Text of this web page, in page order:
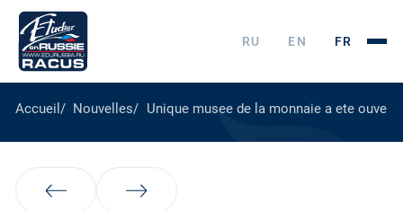
RU EN FR
Accueil Nouvelles Unique musee de la monnaie a ete ouvert